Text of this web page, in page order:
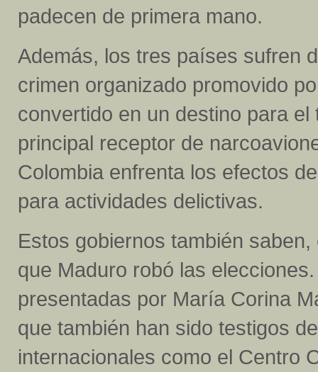
padecen de primera mano.
Además, los tres países sufren
crimen organizado promovido
convertido en un destino para
principal receptor de
Colombia enfrenta los efectos
para actividades delictivas.
Estos gobiernos también
que Maduro robó las
presentadas por María Corina
que también han sido testigos
internacionales como el Centro